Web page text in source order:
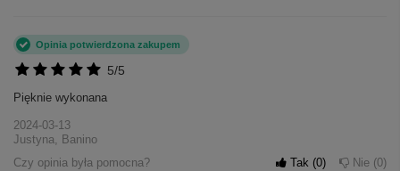
5/5
Opinia potwierdzona zakupem
Pięknie wykonana
2024-03-13
Justyna, Banino
Czy opinia była pomocna?
Tak 0 Nie 0